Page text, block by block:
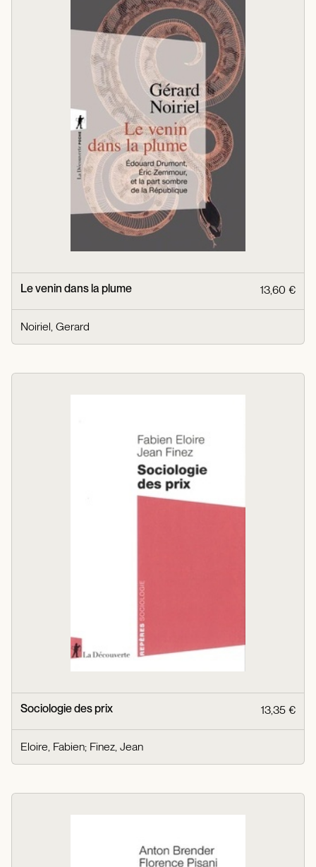
Le venin dans la plume 13,60 €
Noiriel, Gerard
Sociologie des prix 13,35 €
Eloire, Fabien; Finez, Jean